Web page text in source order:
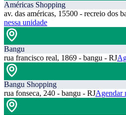
Américas Shopping
av. das américas, 15500 - recreio dos
nessa unidade
Bangu
rua francisco real, 1869 - bangu - RJ
Bangu Shopping
rua fonseca, 240 - bangu - RJAgendar